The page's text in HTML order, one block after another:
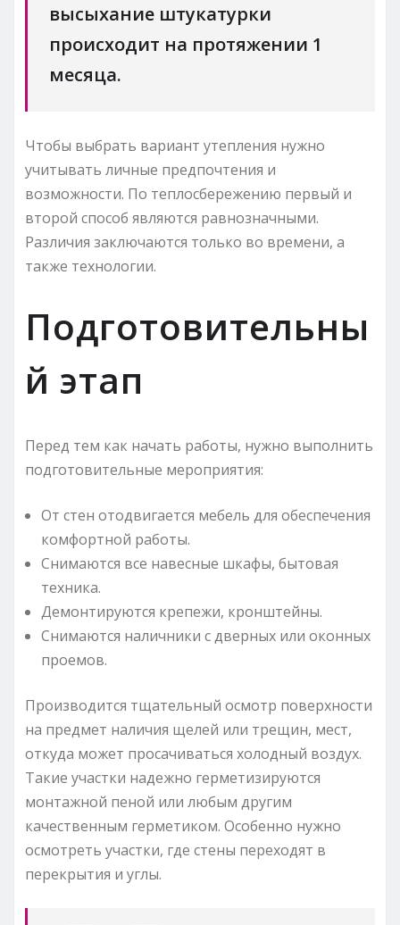
высыхание штукатурки
происходит на протяжении 1
месяца.
Чтобы выбрать вариант утепления нужно
учитывать личные предпочтения и
возможности. По теплосбережению первый и
второй способ являются равнозначными.
Различия заключаются только во времени, а
также технологии.
Подготовительны
й этап
Перед тем как начать работы, нужно выполнить
подготовительные мероприятия:
От стен отодвигается мебель для обеспечения
комфортной работы.
Снимаются все навесные шкафы, бытовая
техника.
Демонтируются крепежи, кронштейны.
Снимаются наличники с дверных или оконных
проемов.
Производится тщательный осмотр поверхности
на предмет наличия щелей или трещин, мест,
откуда может просачиваться холодный воздух.
Такие участки надежно герметизируются
монтажной пеной или любым другим
качественным герметиком. Особенно нужно
осмотреть участки, где стены переходят в
перекрытия и углы.